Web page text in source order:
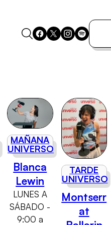
Podcasts
Destacados
MAÑANA
UNIVERSO
Blanca
Lewin
LUNES A
SÁBADO -
9:00 a
TARDE
UNIVERSO
Montserr
at